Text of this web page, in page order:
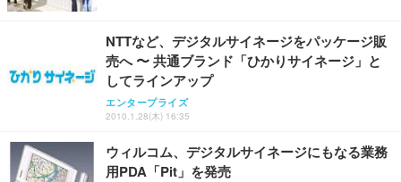
ョン PCチェア 通気性メッシュ ゲーミング/勉強/事
務用 おしゃれ パソコンチェア (ホワイト)
ANDWINT オフィスチェア デスクチェア 肘なし メ
ッシュ 通気性 ランバーサポート付き 腰サポート ガ
ス圧無段階昇降 360度回転 キャスター付き コンパク
ト 幅52×奥行58.5×高さ84～96cm テレワーク 在宅
【MiniLED/24.5inch/280Hz/FHD】GRAPHT THE S
HOOTER Gaming Monitor 24” Essential ゲーミン
グモニター QD 24.5インチ 1ms FHD 量子ドット 残
像低減 (3年保証 | 輝点保証 | 日本メーカー)
アイリスオーヤマ ペットシーツ 超厚型 お徳用 レギ
ュラー 200枚入【Amazon.co.jp限定】
￥3,731
NTTなど、デジタルサイネージをパッケージ販
売へ 〜 共通ブランド「ひかりサイネージ」と
してラインアップ
エンタープライズ
2010.1.28(木) 16:35
ウィルコム、デジタルサイネージにもなる業務
用PDA「Pit」を発売